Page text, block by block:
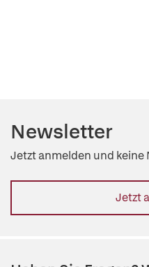
Newsletter
Jetzt anmelden und keine
Jetzt